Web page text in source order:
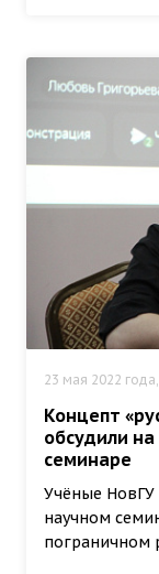
23 мая 2022
Концепт
обсудили
семинаре
Учёные НовГУ
научном
пограничном